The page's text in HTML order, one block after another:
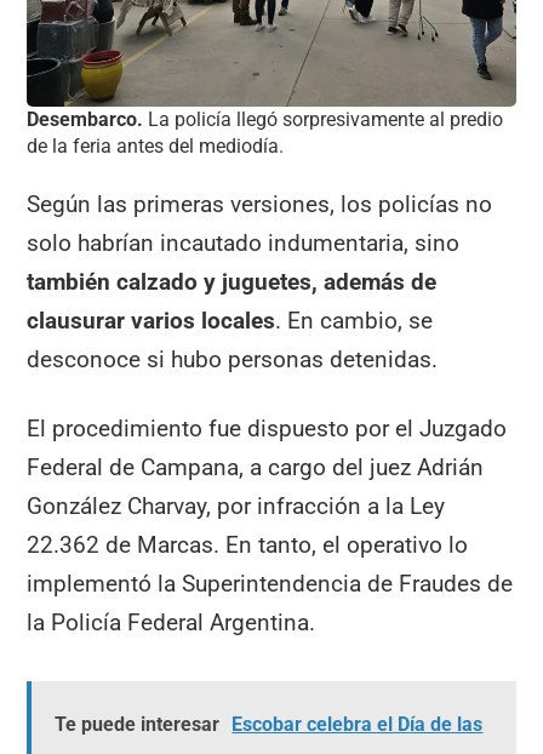
Desembarco. La policía llegó sorpresivamente al predio
de la feria antes del mediodía.
Según las primeras versiones, los policías no
solo habrían incautado indumentaria, sino
también calzado y juguetes, además de
clausurar varios locales. En cambio, se
desconoce si hubo personas detenidas.
El procedimiento fue dispuesto por el Juzgado
Federal de Campana, a cargo del juez Adrián
González Charvay, por infracción a la Ley
22.362 de Marcas. En tanto, el operativo lo
implementó la Superintendencia de Fraudes de
la Policía Federal Argentina.
Te puede interesar
Escobar celebra el Día de las